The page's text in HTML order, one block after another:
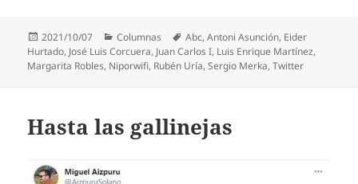
Publicado
el
2021/10/07 Categorías
Columnas Etiquetas
Abc,Antoni Asunción, Eider
Hurtado, José Luis Corcuera, Juan Carlos I, Luis Enrique Martínez,
Margarita Robles, Niporwifi, Rubén Uría,Sergio Merka,Twitter
Hasta las gallinejas